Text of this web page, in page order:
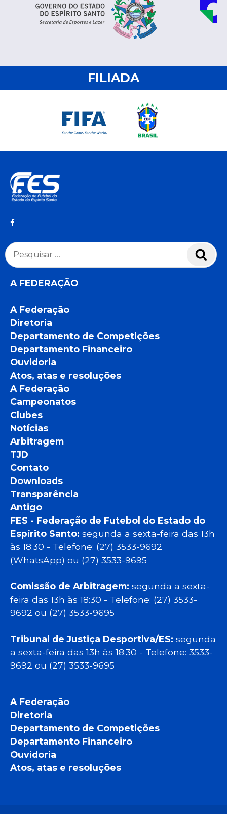
FILIADA
Pesquisar
por:
A FEDERAÇÃO
A Federação
Diretoria
Departamento de Competições
Departamento Financeiro
Ouvidoria
Atos, atas e resoluções
A Federação
Campeonatos
Clubes
Notícias
Arbitragem
TJD
Contato
Downloads
Transparência
Antigo
FES - Federação de Futebol do Estado do
Espírito Santo: segunda a sexta-feira das 13h
às 18:30 - Telefone: (27) 3533-9692
(WhatsApp) ou (27) 3533-9695
Comissão de Arbitragem: segunda a sexta-
feira das 13h às 18:30 - Telefone: (27) 3533-
9692 ou (27) 3533-9695
Tribunal de Justiça Desportiva/ES: segunda
a sexta-feira das 13h às 18:30 - Telefone: 3533-
9692 ou (27) 3533-9695
A Federação
Diretoria
Departamento de Competições
Departamento Financeiro
Ouvidoria
Atos, atas e resoluções